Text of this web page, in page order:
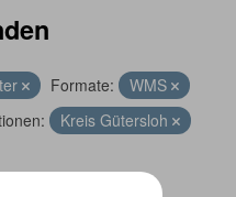
Formate:
WMS
Kreis Gütersloh